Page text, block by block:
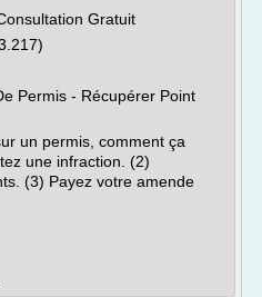
Gratuit
Permis - Récupérer Point
un permis, comment ça
une infraction. (2)
(3) Payez votre amende